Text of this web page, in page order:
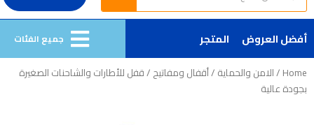
أفضل العروض المتجر جميع الفئات
Home
/الامن والحماية /أقفال ومفاتيح / قفل للأطارات والشاحنات الصغيرة
بجودة عالية